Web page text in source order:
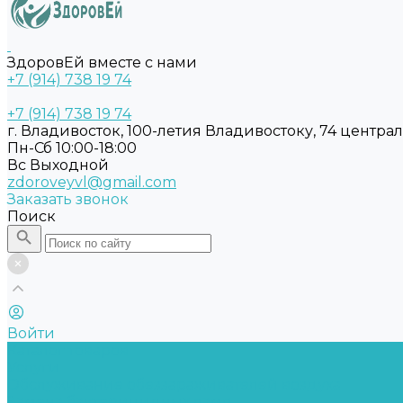
ЗдоровЕй вместе с нами
+7 (914) 738 19 74
+7 (914) 738 19 74
г. Владивосток, 100-летия Владивостоку, 74
Пн-Сб 10:00-18:00
Вс Выходной
zdoroveyvl@gmail.com
Заказать звонок
Поиск
Войти